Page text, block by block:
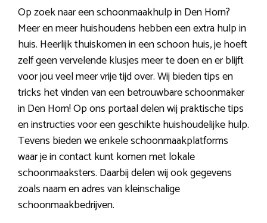
Op zoek naar een schoonmaakhulp in Den Horn?
Meer en meer huishoudens hebben een extra hulp in
huis. Heerlijk thuiskomen in een schoon huis, je hoeft
zelf geen vervelende klusjes meer te doen en er blijft
voor jou veel meer vrije tijd over. Wij bieden tips en
tricks het vinden van een betrouwbare schoonmaker
in Den Horn! Op ons portaal delen wij praktische tips
en instructies voor een geschikte huishoudelijke hulp.
Tevens bieden we enkele schoonmaakplatforms
waar je in contact kunt komen met lokale
schoonmaaksters. Daarbij delen wij ook gegevens
zoals naam en adres van kleinschalige
schoonmaakbedrijven.